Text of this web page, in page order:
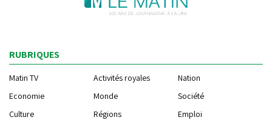
RUBRIQUES
Matin TV Activités royales
Nation
Economie
Monde
Société
Culture
Régions
Emploi